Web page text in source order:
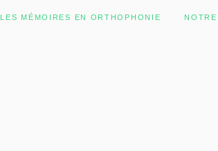
LES MÉMOIRES EN ORTHOPHONIE